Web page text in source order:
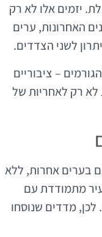
יזמים אלו לא רק
האחרונות, ערים
לשני הצדדים.
– ציבוריים
לא רק לאחריות של
בערים אחרות, ללא
מתמודדת עם
לכן, מדדים שנוסחו